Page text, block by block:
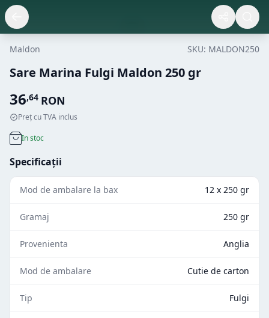
Maldon SKU: MALDON250
Sare Marina Fulgi Maldon 250 gr
36,64 RON
Preț cu TVA inclus
In stoc
Specificații
Mod de ambalare la bax 12 x 250 gr
Gramaj 250 gr
Provenienta Anglia
Mod de ambalare Cutie de carton
Tip Fulgi